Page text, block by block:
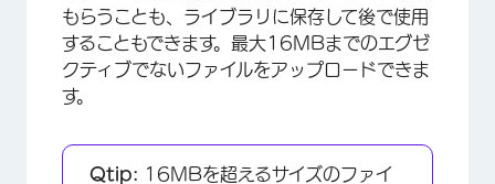
もらうことも、ライブラリに保存して後で使用
することもできます。最大16MBまでのエグゼ
クティブでないファイルをアップロードできま
す。
Qtip: 16MBを超えるサイズのファイ